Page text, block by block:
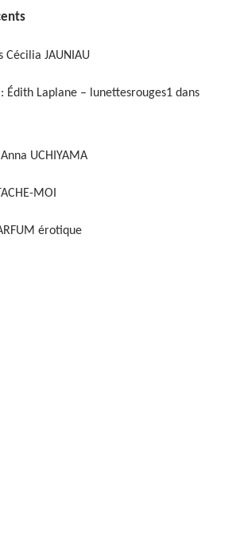
Cécilia JAUNIAU
Édith Laplane – lunettesrouges1 dans
UCHIYAMA
MOI
érotique